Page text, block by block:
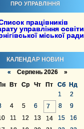
ПРО УПРАВЛІННЯ
працівників
управління освіти
міської ради
КАЛЕНДАР НОВИН
« Серпень 2026 »
Вт Ср Чт Пт Сб
Нд
1
2
4 5 6 7 8
9
11 12 13 14 15
16